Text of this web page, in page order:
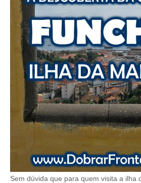
Sem dúvida que para quem visita a ilha